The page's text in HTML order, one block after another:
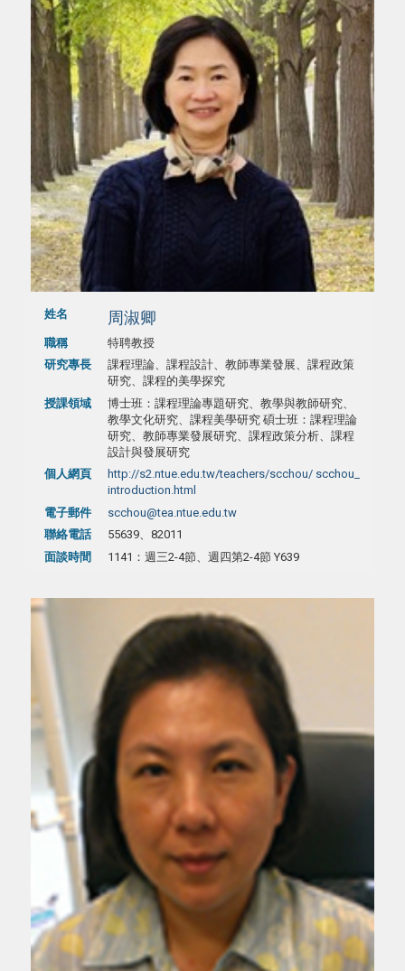
姓名 周淑卿
職稱
特聘教授
研究專長
課程理論、課程設計、教師專業發展、課程政策
研究、課程的美學探究
授課領域
博士班：課程理論專題研究、教學與教師研究、
教學文化研究、課程美學研究 碩士班：課程理論
研究、教師專業發展研究、課程政策分析、課程
設計與發展研究
個人網頁
http://s2.ntue.edu.tw/teachers/scchou/ scchou_
introduction.html
電子郵件
scchou@tea.ntue.edu.tw
聯絡電話
55639、82011
面談時間
1141：週三2-4節、週四第2-4節 Y639